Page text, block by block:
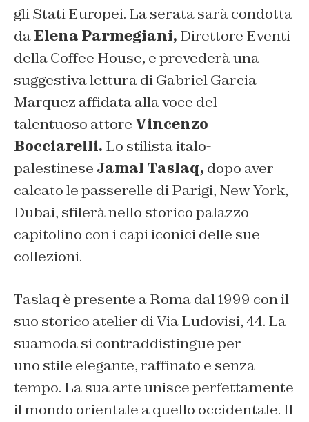
gli Stati Europei. La serata sarà condotta
daElena Parmegiani, Direttore Eventi
della Coffee House, e prevederà una
suggestiva lettura di Gabriel Garcia
Marquez affidata alla voce del
talentuoso attore Vincenzo
Bocciarelli. Lo stilista italo-
palestinese Jamal Taslaq, dopo aver
calcato le passerelle di Parigi, New York,
Dubai, sfilerà nello storico palazzo
capitolino con i capi iconici delle sue
collezioni.
Taslaq è presente a Roma dal 1999 con il
suo storico atelier di Via Ludovisi, 44. La
suamoda si contraddistingue per
uno stile elegante, raffinato e senza
tempo. La sua arte unisce perfettamente
il mondo orientale a quello occidentale. Il